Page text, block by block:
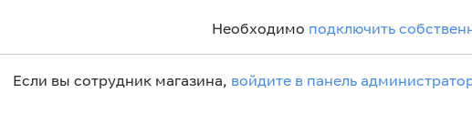
Необходимо подключить
Если вы сотрудник магазина, войдите в панель